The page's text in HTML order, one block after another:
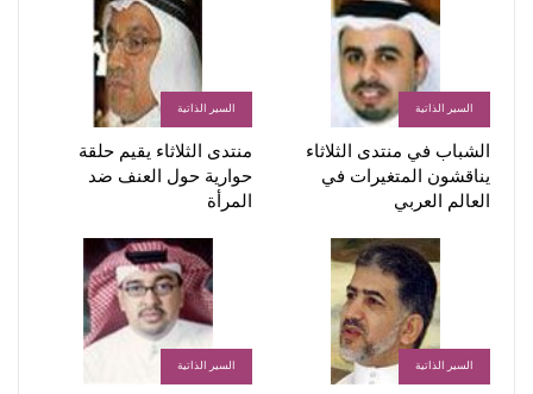
السير الذاتية
الشباب في منتدى الثلاثاء
يناقشون المتغيرات في
العالم العربي
السير الذاتية
منتدى الثلاثاء يقيم حلقة
حوارية حول العنف ضد
المرأة
السير الذاتية السير الذاتية